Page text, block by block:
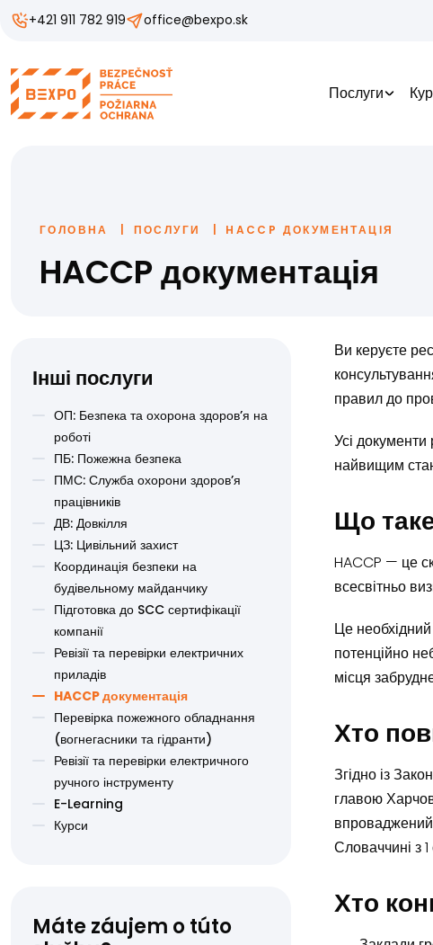
+421 911 782 919 office@bexpo.sk
Послуги
ГОЛОВНА ПОСЛУГИ HACCP ДОКУМЕНТАЦІЯ
HACCP документація
Інші послуги
ОП: Безпека та охорона здоров’я на
роботі
ПБ: Пожежна безпека
ПМС: Служба охорони здоров’я
працівників
ДВ: Довкілля
ЦЗ: Цивільний захист
Координація безпеки на
будівельному майданчику
Підготовка до SCC сертифікації
компанії
Ревізії та перевірки електричних
приладів
HACCP документація
Перевірка пожежного обладнання
(вогнегасники та гідранти)
Ревізії та перевірки електричного
ручного інструменту
E-Learning
Курси
Máte záujem o túto
Ви керуєте
правил до
Усі
найвищим
Що
HACCP — це
всесвітньо
Це
потенційно
місця
Хто
Згідно із
главою
впроваджений
Словаччині з
Хто